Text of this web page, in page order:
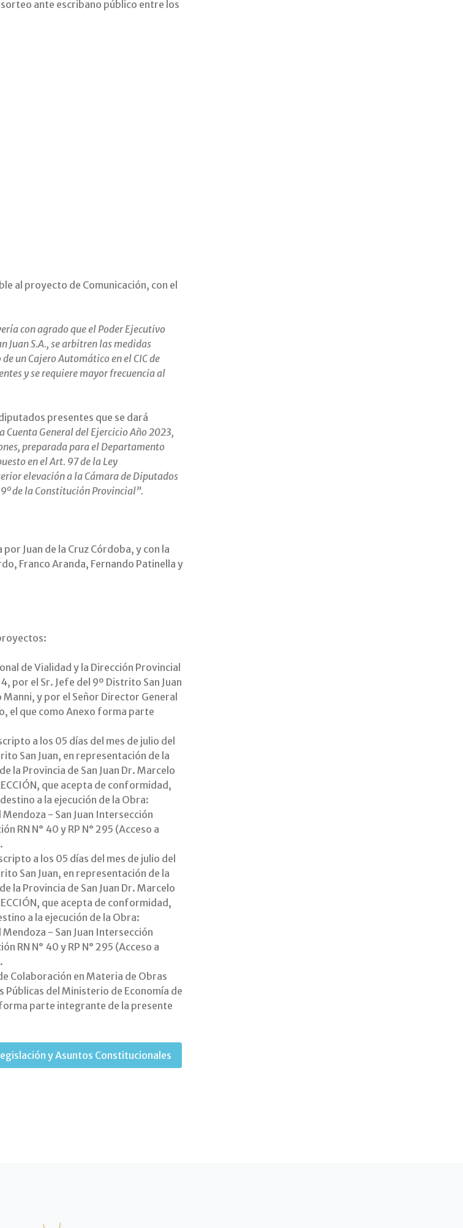
ante escribano público entre los
al proyecto de Comunicación, con el
con agrado que el Poder Ejecutivo
S.A., se arbitren las medidas
un Cajero Automático en el CIC de
y se requiere mayor frecuencia al
presentes que se dará
Cuenta General del Ejercicio Año 2023,
preparada para el Departamento
en el Art. 97 de la Ley
elevación a la Cámara de Diputados
de la Constitución Provincial”.
Juan de la Cruz Córdoba, y con la
Franco Aranda, Fernando Patinella y
de Vialidad y la Dirección Provincial
por el Sr. Jefe del 9º Distrito San Juan
y por el Señor Director General
el que como Anexo forma parte
a los 05 días del mes de julio del
San Juan, en representación de la
la Provincia de San Juan Dr. Marcelo
que acepta de conformidad,
a la ejecución de la Obra:
- San Juan Intersección
RN N° 40 y RP N° 295 (Acceso a
a los 05 días del mes de julio del
San Juan, en representación de la
la Provincia de San Juan Dr. Marcelo
que acepta de conformidad,
a la ejecución de la Obra:
- San Juan Intersección
RN N° 40 y RP N° 295 (Acceso a
Colaboración en Materia de Obras
Públicas del Ministerio de Economía de
parte integrante de la presente
y Asuntos Constitucionales